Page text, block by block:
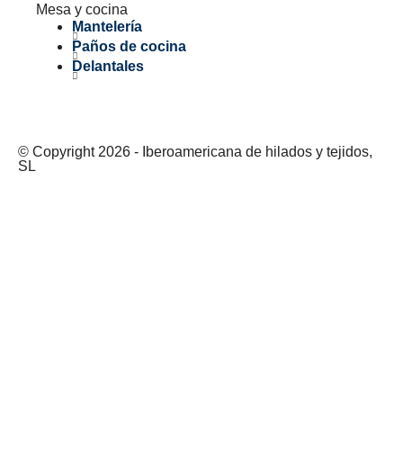
Mesa y cocina
Mantelería
Paños de cocina
Delantales
© Copyright 2026 - Iberoamericana de hilados y tejidos,
SL